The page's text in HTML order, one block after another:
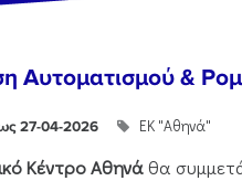
Αυτοματισμού &
27-04-2026 ΕΚ "Αθηνά"
Κέντρο Αθηνάθα